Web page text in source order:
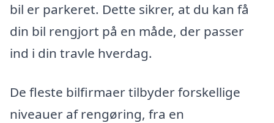
bil er parkeret. Dette sikrer, at du kan få
din bil rengjort på en måde, der passer
ind i din travle hverdag.
De fleste bilfirmaer tilbyder forskellige
niveauer af rengøring, fra en